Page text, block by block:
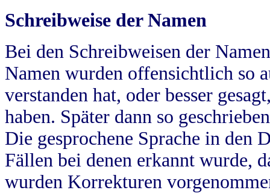
Schreibweise der Namen
Bei den Schreibweisen der
Namen wurden offensichtlich so
verstanden hat, oder besser
haben. Später dann so
Die gesprochene Sprache in
Fällen bei denen erkannt wurde,
wurden Korrekturen